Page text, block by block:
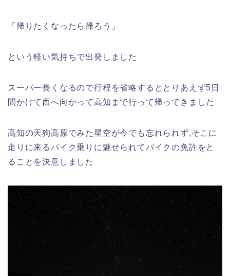
「帰りたくなったら帰ろう」
という軽い気持ちで出発しました
スーパー長くなるので行程を省略するととりあえず5日
間かけて西へ向かって高知まで行って帰ってきました
高知の天狗高原でみた星空が今でも忘れられず,そこに
走りに来るバイク乗りに魅せられてバイクの免許をと
ることを決意しました